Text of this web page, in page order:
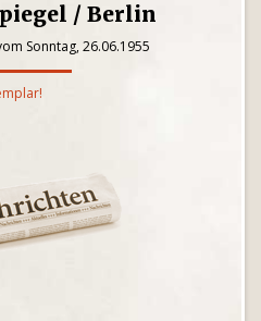
/ Berlin
Sonntag, 26.06.1955